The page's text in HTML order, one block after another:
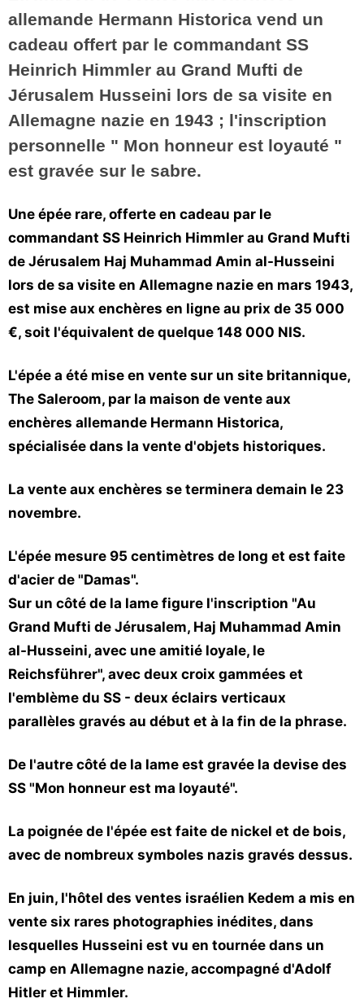
Vos
chroniques
Les
bonnes
adresses
allemande Hermann Historica vend un
cadeau offert par le commandant SS
Heinrich Himmler au Grand Mufti de
Jérusalem Husseini lors de sa visite en
Allemagne nazie en 1943 ; l'inscription
personnelle " Mon honneur est loyauté "
est gravée sur le sabre.
Une épée rare, offerte en cadeau par le
commandant SS Heinrich Himmler au Grand Mufti
de Jérusalem Haj Muhammad Amin al-Husseini
lors de sa visite en Allemagne nazie en mars 1943,
est mise aux enchères en ligne au prix de 35 000
€, soit l'équivalent de quelque 148 000 NIS.
L'épée a été mise en vente sur un site britannique,
The Saleroom, par la maison de vente aux
enchères allemande Hermann Historica,
spécialisée dans la vente d'objets historiques.
La vente aux enchères se terminera demain le 23
novembre.
L'épée mesure 95 centimètres de long et est faite
d'acier de "Damas".
Sur un côté de la lame figure l'inscription "Au
Grand Mufti de Jérusalem, Haj Muhammad Amin
al-Husseini, avec une amitié loyale, le
Reichsführer", avec deux croix gammées et
l'emblème du SS - deux éclairs verticaux
parallèles gravés au début et à la fin de la phrase.
De l'autre côté de la lame est gravée la devise des
SS "Mon honneur est ma loyauté".
La poignée de l'épée est faite de nickel et de bois,
avec de nombreux symboles nazis gravés dessus.
En juin, l'hôtel des ventes israélien Kedem a mis en
vente six rares photographies inédites, dans
lesquelles Husseini est vu en tournée dans un
camp en Allemagne nazie, accompagné d'Adolf
Hitler et Himmler.